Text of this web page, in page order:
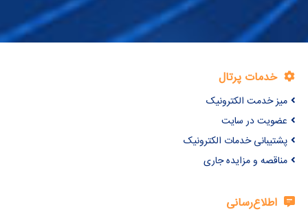
خدمات پرتال
میز خدمت الکترونیک
عضویت در سایت
پشتیبانی خدمات الکترونیک
مناقصه و مزایده جاری
اطلاع‌رسانی